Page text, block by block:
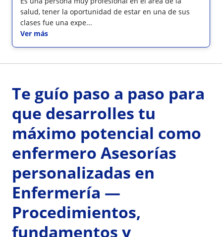
salud, tener la oportunidad de estar en una de sus
clases fue una expe...
Ver más
Te guío paso a paso para
que desarrolles tu
máximo potencial como
enfermero Asesorías
personalizadas en
Enfermería —
Procedimientos,
fundamentos y